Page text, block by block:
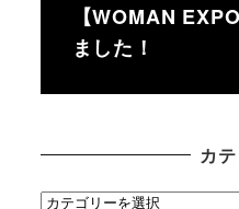
【WOMAN
ました！
カ
カ